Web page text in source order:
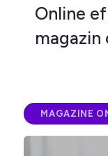
Online
magazin
MAGAZINE